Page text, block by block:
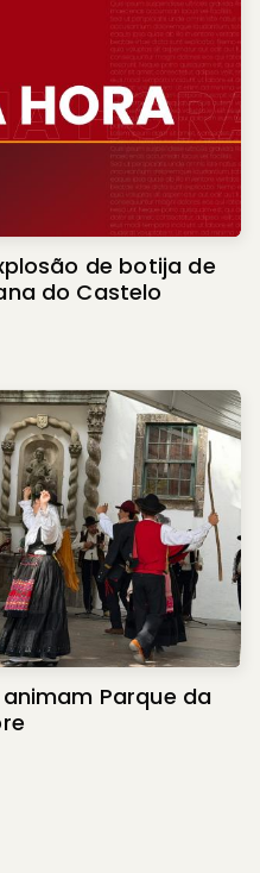
de botija de
do Castelo
animam Parque da